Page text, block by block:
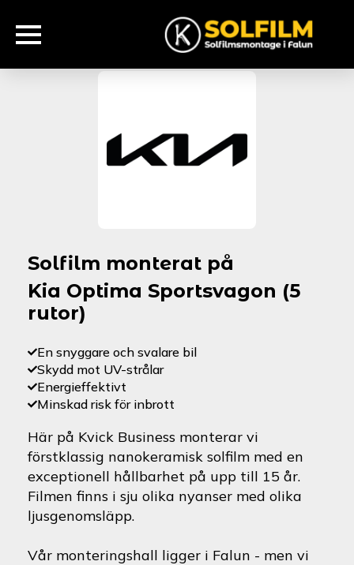
Solfilm monterat på
Kia Optima Sportsvagon (5
rutor)
En snyggare och svalare bil
Skydd mot UV-strålar
Energieffektivt
Minskad risk för inbrott
Här på Kvick Business monterar vi
förstklassig nanokeramisk solfilm med en
exceptionell hållbarhet på upp till 15 år.
Filmen finns i sju olika nyanser med olika
ljusgenomsläpp.
Vår monteringshall ligger i Falun - men vi